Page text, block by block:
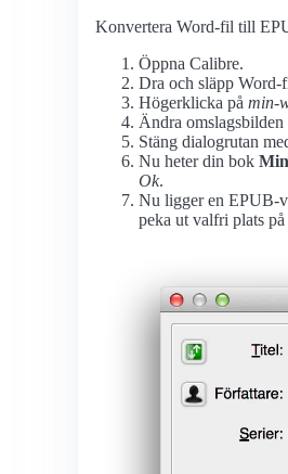
Konvertera Word-fil till
Öppna Calibre.
Dra och släpp Word-
Högerklicka på min-
Ändra
Stäng dialogrutan
Nu heter din bok
Ok.
Nu ligger en EPUB-
peka ut valfri plats på